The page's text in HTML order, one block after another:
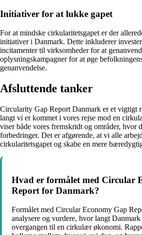
Initiativer for at lukke gapet
For at mindske cirkularitetsgapet er der
initiativer i Danmark. Dette inkluderer
incitamenter til virksomheder for at
oplysningskampagner for at øge
genanvendelse.
Afsluttende tanker
Circularity Gap Report Danmark er et vigtigt
langt vi er kommet i vores rejse mod en
viser både vores fremskridt og områder, hvor
forbedringer. Det er afgørende, at vi alle
cirkularitetsgapet og skabe en mere
Hvad er formålet med Circular
Report for Danmark?
Formålet med Circular Economy Gap
analysere og vurdere, hvor langt
overgangen til en cirkulær økonomi.